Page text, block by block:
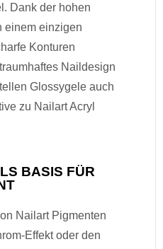
Dank der hohen
einem einzigen
Konturen
Naildesign
Glossygele auch
zu Nailart Acryl
BASIS FÜR
Nailart Pigmenten
Effekt oder den